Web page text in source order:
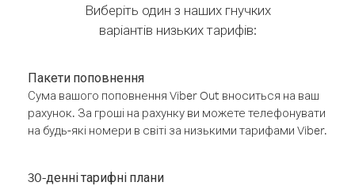
Виберіть один з наших гнучких
варіантів низьких тарифів:
Пакети поповнення
Сума вашого поповнення Viber Out вноситься на ваш
рахунок. За гроші на рахунку ви можете телефонувати
на будь-які номери в світі за низькими тарифами Viber.
30-денні тарифні плани